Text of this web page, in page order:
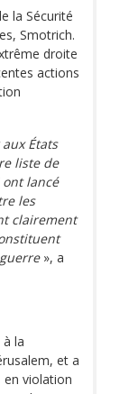
la Sécurité
Smotrich.
droite
actions
États
liste de
lancé
les
clairement
», a
la
et a
en violation